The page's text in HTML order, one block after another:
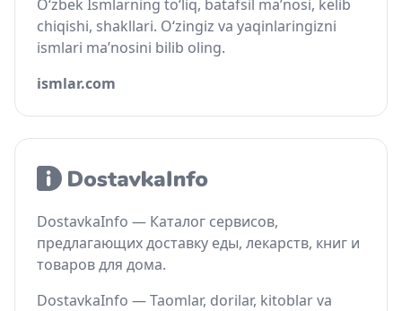
O‘zbek Ismlarning to‘liq, batafsil ma’nosi, kelib
chiqishi, shakllari. O‘zingiz va yaqinlaringizni
ismlari ma’nosini bilib oling.
ismlar.com
DostavkaInfo — Каталог сервисов,
предлагающих доставку еды, лекарств, книг и
товаров для дома.
DostavkaInfo — Taomlar, dorilar, kitoblar va